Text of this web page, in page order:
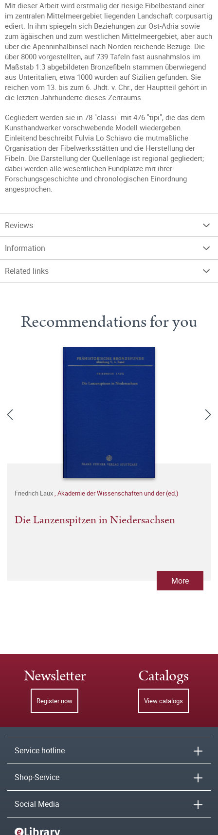
Mit dieser Arbeit wird erstmalig der riesige Fibelbestand einer
im zentralen Mittelmeergebiet liegenden Landschaft corpusartig
ediert. In ihm spiegeln sich Beziehungen zur Ost-Adria sowie
zum ägäischen und zum westlichen Mittelmeergebiet, aber auch
über die Apenninhalbinsel nach Norden reichende Bezüge. Die
über 8000 vorgestellten, auf 739 Tafeln fast ausnahmslos im
Maßstab 1:3 abgebildeten Bronzefibeln stammen überwiegend
aus Unteritalien, etwa 1000 wurden auf Sizilien gefunden. Sie
reichen vom 13. bis zum 6. Jhdt. v. Chr., der Hauptteil gehört in
die letzten Jahrhunderte dieses Zeitraums.
Gegliedert werden sie in 78 "classi" mit 476 "tipi", die das dem
Kunsthandwerker vorschwebende Modell wiedergeben.
Einleitend beschreibt Fulvia Lo Schiavo die mutmaßliche
Organisation der Fibelwerksstätten und die Herstellung der
Fibeln. Die Darstellung der Quellenlage ist regional gegliedert;
dabei werden alle wesentlichen Fundplätze mit ihrer
Forschungsgeschichte und chronologischen Einordnung
angesprochen.
Reviews
Information
Related links
Recommendations for you
Friedrich Laux, Akademie der Wissenschaften und der (ed.)
Die Lanzenspitzen in Niedersachsen
More
Newsletter
Register now
Catalogs
View catalogs
Service hotline
Shop-Service
Social Media